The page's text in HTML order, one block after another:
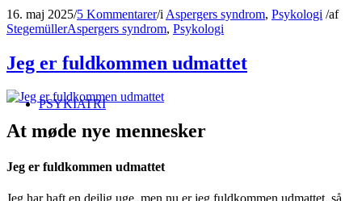
PSYKIATRI
16. maj 2025/5 Kommentarer/i Aspergers syndrom, Psykologi /af
StegemüllerAspergers syndrom, Psykologi
Jeg er fuldkommen udmattet
At møde nye mennesker
Jeg er fuldkommen udmattet
Jeg har haft en dejlig uge, men nu er jeg fuldkommen udmattet, så